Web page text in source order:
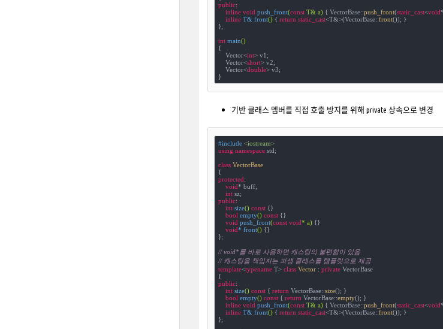
public:
inline void push_front(const T& a) { VectorBase::push_front(static_cast<void
inline T& front() { return static_cast<T&>(VectorBase::front()); }
};
int main()
{
    Vector<
int> v1;
    Vector<
short> v2;
    Vector<
double> v3;
}
기반 클래스 멤버를 직접 호출 방지를 위해 private 상속으로 변경
#include <iostream>
using namespace std;
class VectorBase
{
protected:
void* buff;
int
public:
int size() const {}
bool empty() const {}
void push_front(const void* a) {}
void* front() {}
};
// void*를 바로 사용하면 캐스팅의 불편함이 있음
// 캐스팅을 책임지는 파생 클래스를 템플릿으로 제공
template<typename T> class Vector : private VectorBase
public:
int size() const { return VectorBase::size(); }
bool empty() const { return VectorBase::empty(); }
inline void push_front(const T& a) { VectorBase::push_front(static_cast<void
inline T& front() { return static_cast<T&>(VectorBase::front()); }
};